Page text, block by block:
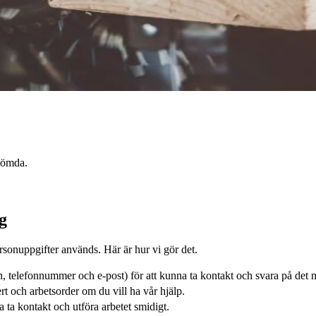
används. Här är hur vi gör det.
och e-post) för att kunna ta kontakt och svara på det
och arbetsorder om du vill ha vår hjälp.
ta kontakt och utföra arbetet smidigt.